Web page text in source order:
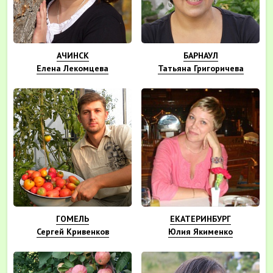
АЧИНСК
Елена Лекомцева
БАРНАУЛ
Татьяна Григоричева
ГОМЕЛЬ
Сергей Кривенков
ЕКАТЕРИНБУРГ
Юлия Якименко